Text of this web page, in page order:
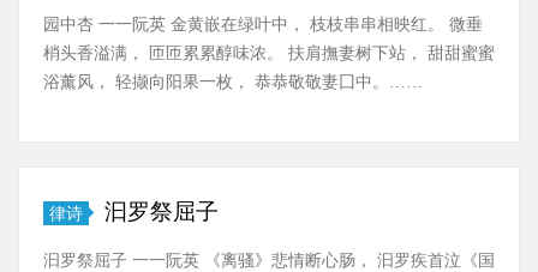
园中杏 一一阮英 金黄嵌在绿叶中， 枝枝串串相映红。 微垂
梢头香溢满， 匝匝累累醇味浓。 扶肩撫妻树下站， 甜甜蜜蜜
浴薰风， 轻撷向阳果一枚， 恭恭敬敬妻囗中。……
律诗 汩罗祭屈子
汩罗祭屈子 一一阮英 《离骚》悲情断心肠， 汩罗疾首泣《国